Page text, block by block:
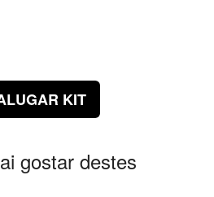
KIT
gostar destes